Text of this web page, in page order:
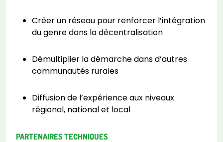
Créer un réseau pour renforcer l’intégration
du genre dans la décentralisation
Démultiplier la démarche dans d’autres
communautés rurales
Diffusion de l’expérience aux niveaux
régional, national et local
PARTENAIRES TECHNIQUES